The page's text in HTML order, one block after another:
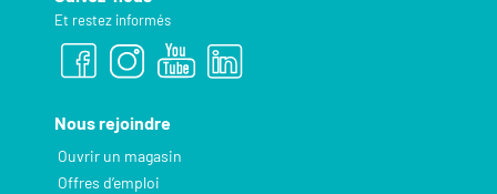
Et restez informés
Nous rejoindre
Ouvrir un magasin
Offres d’emploi